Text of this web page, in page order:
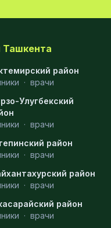
Ташкента
район
· врачи
Улугбекский
· врачи
район
· врачи
район
· врачи
район
· врачи